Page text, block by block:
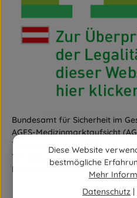
Bundesamt für Sicherheit im
AGES-Medizinmarktaufsicht
Traisengasse 5, A-1200 Wien
Tel.:
+43 (0)50 555-36111
E-Mail:
fernabsatz@ages.at
Diese Website
bestmögliche
Mehr
Datenschutz